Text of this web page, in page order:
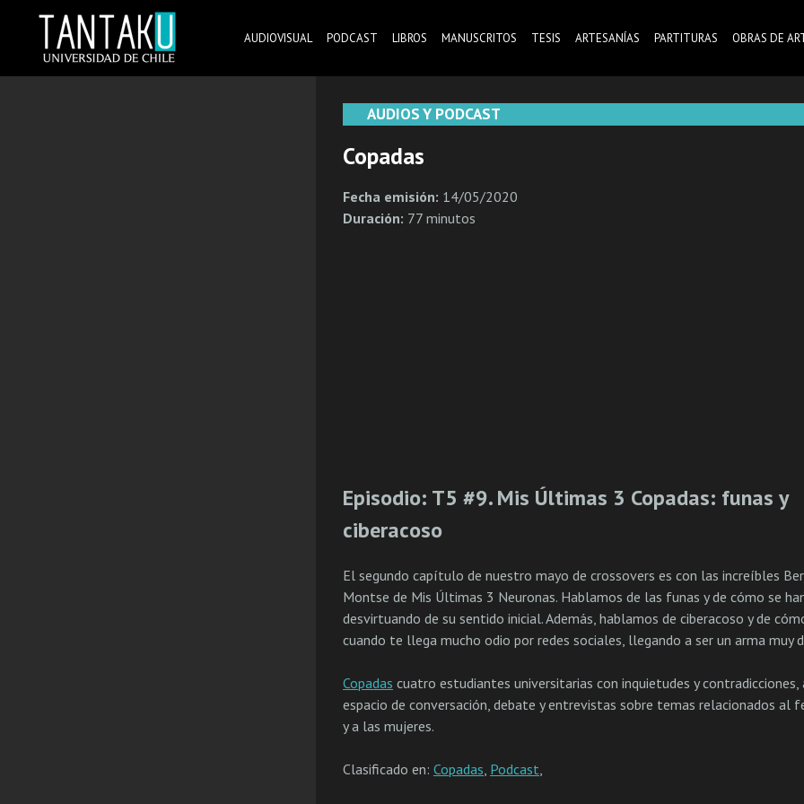
content
AUDIOVISUAL PODCAST LIBROS MANUSCRITOS TESIS ARTESANÍAS PARTITURAS OBRAS DE
AUDIOS Y PODCAST
Copadas
Fecha emisión: 14/05/2020
Duración: 77 minutos
Episodio: T5 #9. Mis Últimas 3 Copadas: funas y
ciberacoso
El segundo capítulo de nuestro mayo de crossovers es con las increíbles
Montse de Mis Últimas 3 Neuronas. Hablamos de las funas y de cómo se
desvirtuando de su sentido inicial. Además, hablamos de ciberacoso y de
cuando te llega mucho odio por redes sociales, llegando a ser un arma muy
Copadas cuatro estudiantes universitarias con inquietudes y contradicciones,
espacio de conversación, debate y entrevistas sobre temas relacionados al
y a las mujeres.
Clasificado en: Copadas, Podcast,